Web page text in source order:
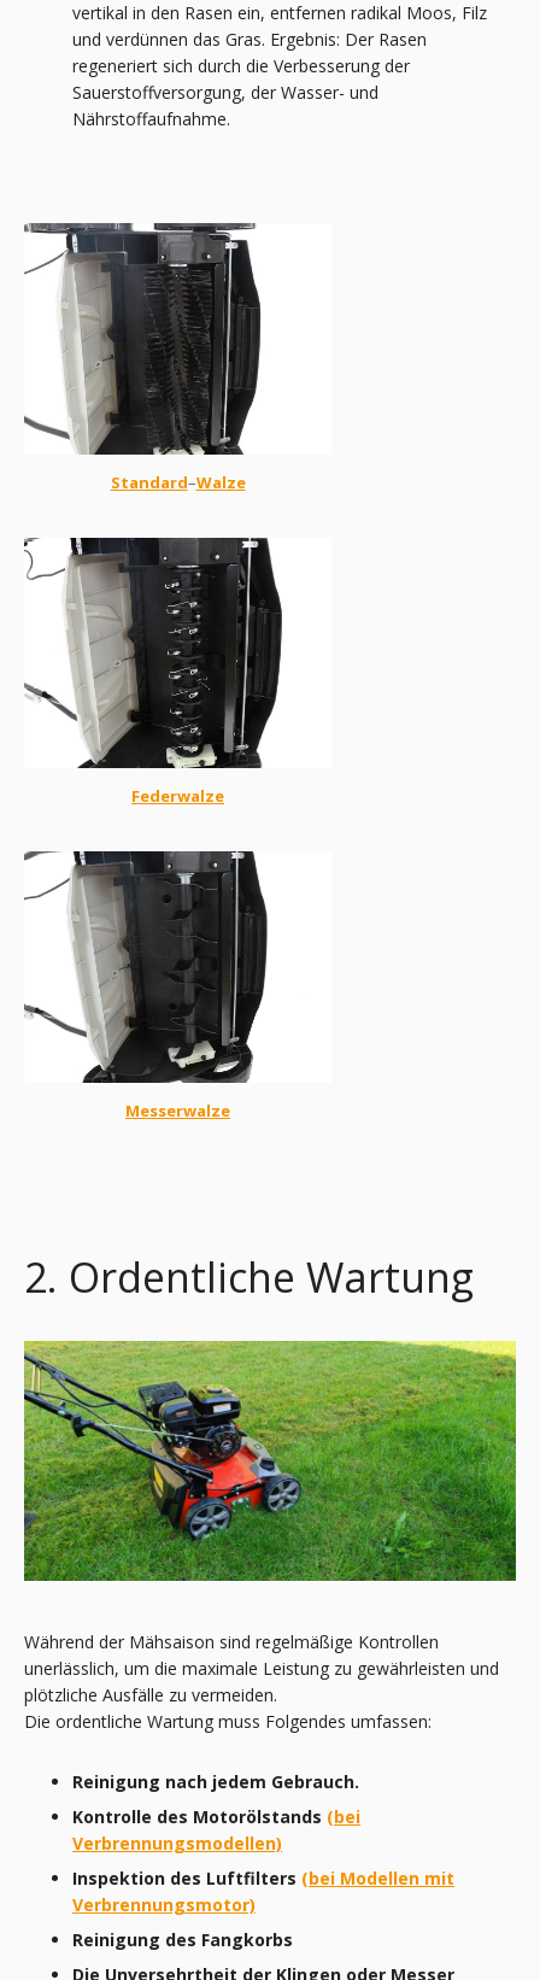
vertikal in den Rasen ein, entfernen radikal Moos, Filz
und verdünnen das Gras. Ergebnis: Der Rasen
regeneriert sich durch die Verbesserung der
Sauerstoffversorgung, der Wasser- und
Nährstoffaufnahme.
Standard–Walze
Federwalze
Messerwalze
2. Ordentliche Wartung
Während der Mähsaison sind regelmäßige Kontrollen
unerlässlich, um die maximale Leistung zu gewährleisten und
plötzliche Ausfälle zu vermeiden.
Die ordentliche Wartung muss Folgendes umfassen:
Reinigung nach jedem Gebrauch.
Kontrolle des Motorölstands (bei
Verbrennungsmodellen)
Inspektion des Luftfilters (bei Modellen mit
Verbrennungsmotor)
Reinigung des Fangkorbs
Die Unversehrtheit der Klingen oder Messer